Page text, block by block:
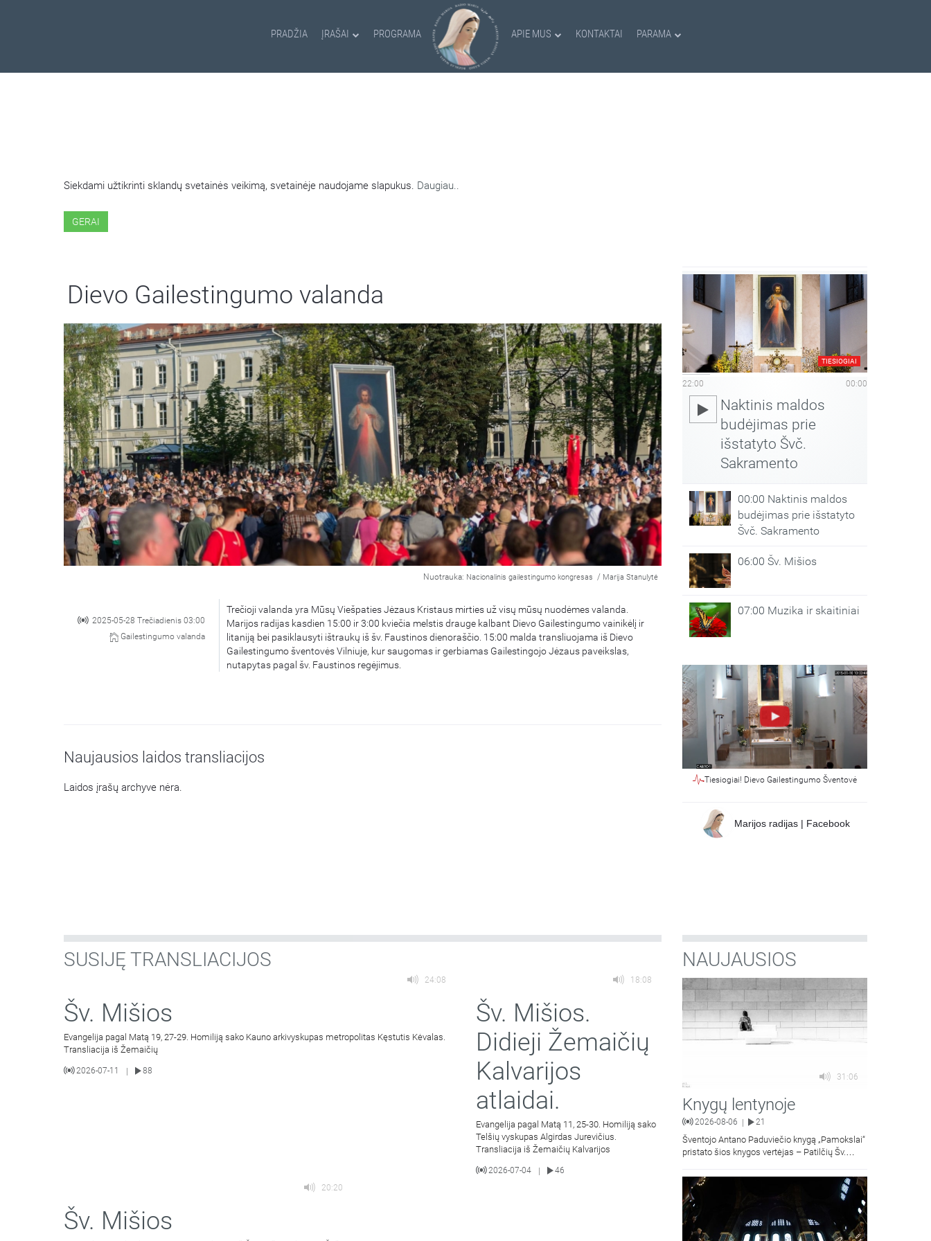
PRADŽIA ĮRAŠAI PROGRAMA APIE MUS KONTAKTAI PARAMA
Siekdami užtikrinti sklandų svetainės veikimą, svetainėje naudojame slapukus. Daugiau..
GERAI
Dievo Gailestingumo valanda
Nuotrauka: Nacionalinis gailestingumo kongresas / Marija Stanulytė
2025-05-28 Trečiadienis 03:00
Gailestingumo valanda
Trečioji valanda yra Mūsų Viešpaties Jėzaus Kristaus mirties už visų mūsų nuodėmes valanda.
Marijos radijas kasdien 15:00 ir 3:00 kviečia melstis drauge kalbant Dievo Gailestingumo vainikėlį ir
litaniją bei pasiklausyti ištraukų iš šv. Faustinos dienoraščio. 15:00 malda transliuojama iš Dievo
Gailestingumo šventovės Vilniuje, kur saugomas ir gerbiamas Gailestingojo Jėzaus paveikslas,
nutapytas pagal šv. Faustinos regėjimus.
Naujausios laidos transliacijos
Laidos įrašų archyve nėra.
TIESIOGIAI
22:00 00:00
Naktinis maldos
budėjimas prie
išstatyto Švč.
Sakramento
00:00 Naktinis maldos
budėjimas prie išstatyto
Švč. Sakramento
06:00 Šv. Mišios
07:00 Muzika ir skaitiniai
Tiesiogiai! Dievo Gailestingumo Šventovė
Marijos radijas | Facebook
SUSIJĘ TRANSLIACIJOS
24:08
Šv. Mišios
Evangelija pagal Matą 19, 27-29. Homiliją sako Kauno arkivyskupas metropolitas Kęstutis Kėvalas.
Transliacija iš Žemaičių
2026-07-11 | 88
18:08
Šv. Mišios.
Didieji Žemaičių
Kalvarijos
atlaidai.
Evangelija pagal Matą 11, 25-30. Homiliją sako
Telšių vyskupas Algirdas Jurevičius.
Transliacija iš Žemaičių Kalvarijos
2026-07-04 |
46
20:20
Šv. Mišios
NAUJAUSIOS
31:06
Knygų lentynoje
2026-08-06 | 21
Šventojo Antano Paduviečio knygą „Pamokslai“
pristato šios knygos vertėjas – Patilčių Šv.
moralinės teologijos dr. Algirdas Petras